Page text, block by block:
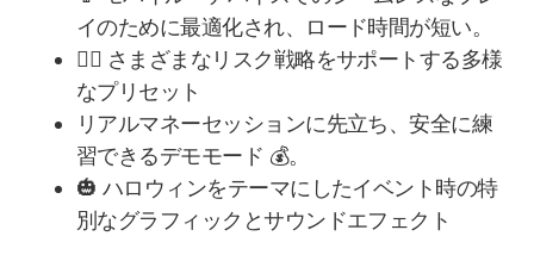
イのために最適化され、ロード時間が短い。
🧟‍♂️ さまざまなリスク戦略をサポートする多様
なプリセット
リアルマネーセッションに先立ち、安全に練
習できるデモモード 💰。
🎃 ハロウィンをテーマにしたイベント時の特
別なグラフィックとサウンドエフェクト